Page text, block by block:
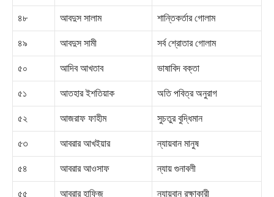
৪৮ আবদুস সালাম শান্তিকর্তার গোলাম
৪৯ আবদুস সামী সর্ব শ্রোতার গোলাম
৫০ আদিব আখতাব ভাষাবিদ বক্তা
৫১ আতহার ইশতিয়াক অতি পবিত্র অনুরাগ
৫২ আজরাফ ফাহীম সুচতুর বুদ্ধিমান
৫৩ আবরার আখইয়ার ন্যায়বান মানুষ
৫৪ আবরার আওসাফ ন্যায় গুনাবলী
৫৫ আবরার হাফিজ ন্যায়বান রক্ষাকারী